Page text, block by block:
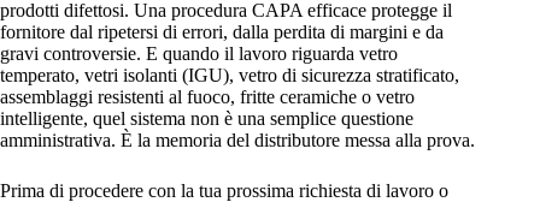
prodotti difettosi. Una procedura CAPA efficace protegge il
fornitore dal ripetersi di errori, dalla perdita di margini e da
gravi controversie. E quando il lavoro riguarda vetro
temperato, vetri isolanti (IGU), vetro di sicurezza stratificato,
assemblaggi resistenti al fuoco, fritte ceramiche o vetro
intelligente, quel sistema non è una semplice questione
amministrativa. È la memoria del distributore messa alla prova.
Prima di procedere con la tua prossima richiesta di lavoro o